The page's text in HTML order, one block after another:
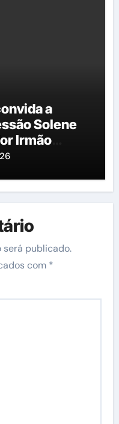
a
Solene
Irmão
será publicado.
com *